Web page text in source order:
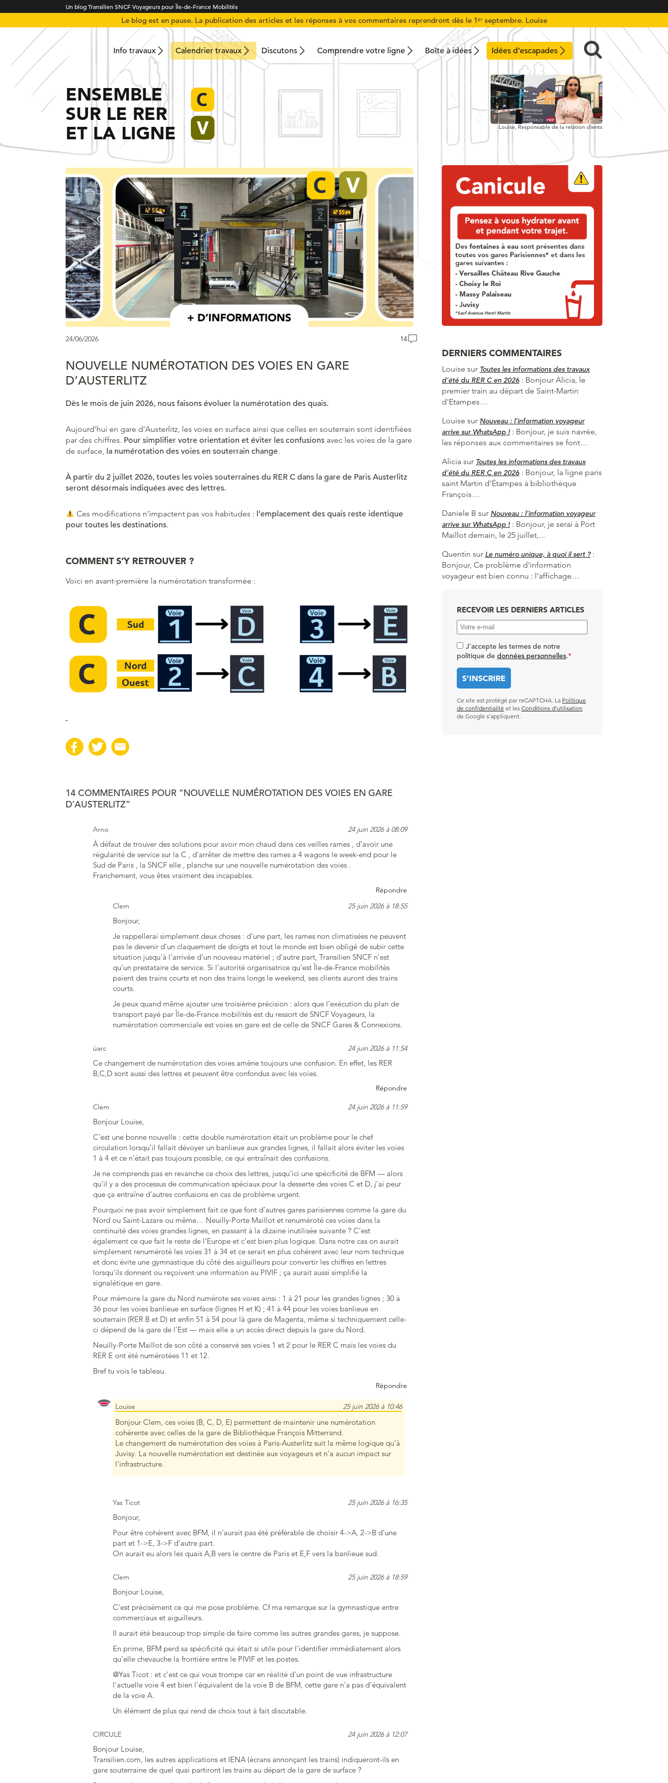
Un blog Transilien SNCF Voyageurs pour Île-de-France Mobilités
Le blog est en pause. La publication des articles et les réponses à vos commentaires reprendront dès le 1ᵉʳ septembre. Louise
Info travaux Calendrier travaux Discutons Comprendre votre ligne Boîte à idées Idées d’escapades
ENSEMBLE
SUR LE RER
ET LA LIGNE
Louise, Responsable de la relation clients
24/06/2026 14
NOUVELLE NUMÉROTATION DES VOIES EN GARE
D’AUSTERLITZ
Dès le mois de juin 2026, nous faisons évoluer la numérotation des quais.
Aujourd’hui en gare d’Austerlitz, les voies en surface ainsi que celles en souterrain sont identifiées
par des chiffres. Pour simplifier votre orientation et éviter les confusions avec les voies de la gare
de surface, la numérotation des voies en souterrain change.
À partir du 2 juillet 2026, toutes les voies souterraines du RER C dans la gare de Paris Austerlitz
seront désormais indiquées avec des lettres.
Ces modifications n’impactent pas vos habitudes : l’emplacement des quais reste identique
pour toutes les destinations.
COMMENT S’Y RETROUVER ?
Voici en avant-première la numérotation transformée :
14 COMMENTAIRES POUR “NOUVELLE NUMÉROTATION DES VOIES EN GARE
D’AUSTERLITZ”
Arno 24 juin 2026 à 08:09
À défaut de trouver des solutions pour avoir mon chaud dans ces veilles rames , d’avoir une
régularité de service sur la C , d’arrêter de mettre des rames a 4 wagons le week-end pour le
Sud de Paris , la SNCF elle , planche sur une nouvelle numérotation des voies .
Franchement, vous êtes vraiment des incapables.
Répondre
Clem
25 juin 2026 à 18:55
Bonjour,
Je rappellerai simplement deux choses : d’une part, les rames non climatisées ne peuvent
pas le devenir d’un claquement de doigts et tout le monde est bien obligé de subir cette
situation jusqu’à l’arrivée d’un nouveau matériel ; d’autre part, Transilien SNCF n’est
qu’un prestataire de service. Si l’autorité organisatrice qu’est Île-de-France mobilités
paient des trains courts et non des trains longs le weekend, ses clients auront des trains
courts.
Je peux quand même ajouter une troisième précision : alors que l’exécution du plan de
transport payé par Île-de-France mobilités est du ressort de SNCF Voyageurs, la
numérotation commerciale est voies en gare est de celle de SNCF Gares & Connexions.
ùarc 24 juin 2026 à 11:54
Ce changement de numérotation des voies amène toujours une confusion. En effet, les RER
B,C,D sont aussi des lettres et peuvent être confondus avec les voies.
Répondre
Clem 24 juin 2026 à 11:59
Bonjour Louise,
C’est une bonne nouvelle : cette double numérotation était un problème pour le chef
circulation lorsqu’il fallait dévoyer un banlieue aux grandes lignes, il fallait alors éviter les voies
1 à 4 et ce n’était pas toujours possible, ce qui entraînait des confusions.
Je ne comprends pas en revanche ce choix des lettres, jusqu’ici une spécificité de BFM — alors
qu’il y a des processus de communication spéciaux pour la desserte des voies C et D, j’ai peur
que ça entraîne d’autres confusions en cas de problème urgent.
Pourquoi ne pas avoir simplement fait ce que font d’autres gares parisiennes comme la gare du
Nord ou Saint-Lazare ou même… Neuilly-Porte Maillot et renuméroté ces voies dans la
continuité des voies grandes lignes, en passant à la dizaine inutilisée suivante ? C’est
également ce que fait le reste de l’Europe et c’est bien plus logique. Dans notre cas on aurait
simplement renuméroté les voies 31 à 34 et ce serait en plus cohérent avec leur nom technique
et donc évite une gymnastique du côté des aiguilleurs pour convertir les chiffres en lettres
lorsqu’ils donnent ou reçoivent une information au PIVIF ; ça aurait aussi simplifié la
signalétique en gare.
Pour mémoire la gare du Nord numérote ses voies ainsi : 1 à 21 pour les grandes lignes ; 30 à
36 pour les voies banlieue en surface (lignes H et K) ; 41 à 44 pour les voies banlieue en
souterrain (RER B et D) et enfin 51 à 54 pour là gare de Magenta, même si techniquement celle-
ci dépend de la gare de l’Est — mais elle a un accès direct depuis la gare du Nord.
Neuilly-Porte Maillot de son côté a conservé ses voies 1 et 2 pour le RER C mais les voies du
RER E ont été numérotées 11 et 12.
Bref tu vois le tableau.
Répondre
Louise 25 juin 2026 à 10:46
Bonjour Clem, ces voies (B, C, D, E) permettent de maintenir une numérotation
cohérente avec celles de la gare de Bibliothèque François Mitterrand.
Le changement de numérotation des voies à Paris-Austerlitz suit la même logique qu’à
Juvisy. La nouvelle numérotation est destinée aux voyageurs et n’a aucun impact sur
l’infrastructure.
Yas Ticot 25 juin 2026 à 16:35
Bonjour,
Pour être cohérent avec BFM, il n’aurait pas été préférable de choisir 4->A, 2->B d’une
part et 1->E, 3->F d’autre part.
On aurait eu alors les quais A,B vers le centre de Paris et E,F vers la banlieue sud.
Clem 25 juin 2026 à 18:59
Bonjour Louise,
C’est précisément ce qui me pose problème. Cf ma remarque sur la gymnastique entre
commerciaux et aiguilleurs.
Il aurait été beaucoup trop simple de faire comme les autres grandes gares, je suppose.
En prime, BFM perd sa spécificité qui était si utile pour l’identifier immédiatement alors
qu’elle chevauche la frontière entre le PIVIF et les postes.
@Yas Ticot : et c’est ce qui vous trompe car en réalité d’un point de vue infrastructure
l’actuelle voie 4 est bien l’équivalent de la voie B de BFM, cette gare n’a pas d’équivalent
de la voie A.
Un élément de plus qui rend de choix tout à fait discutable.
CIRCULE 24 juin 2026 à 12:07
Bonjour Louise,
Transilien.com, les autres applications et IENA (écrans annonçant les trains) indiqueront-ils en
gare souterraine de quel quai partiront les trains au départ de la gare de surface ?
DERNIERS COMMENTAIRES
Louise sur Toutes les informations des travaux
d’été du RER C en 2026 : Bonjour Alicia, le
premier train au départ de Saint-Martin
d'Etampes…
Louise sur Nouveau : l’information voyageur
arrive sur WhatsApp ! : Bonjour, je suis navrée,
les réponses aux commentaires se font…
Alicia sur Toutes les informations des travaux
d’été du RER C en 2026 : Bonjour, la ligne paris
saint Martin d'Étampes à bibliothèque
François…
Daniele B sur Nouveau : l’information voyageur
arrive sur WhatsApp ! : Bonjour, je serai à Port
Maillot demain, le 25 juillet,…
Quentin sur Le numéro unique, à quoi il sert ?:
Bonjour, Ce problème d'information
voyageur est bien connu : l'affichage…
RECEVOIR LES DERNIERS ARTICLES
J'accepte les termes de notre
politique de données personnelles.*
Ce site est protégé par reCAPTCHA. La Politique
de confidentialité et les Conditions d’utilisation
de Google s’appliquent.